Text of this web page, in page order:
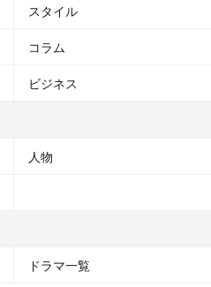
スタイル
コラム
ビジネス
人物
ドラマ一覧